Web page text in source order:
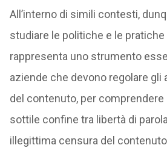
All’interno di simili contesti,
studiare le politiche e le
rappresenta uno strumento
aziende che devono regolare gli
del contenuto, per comprendere
sottile confine tra libertà di
illegittima censura del